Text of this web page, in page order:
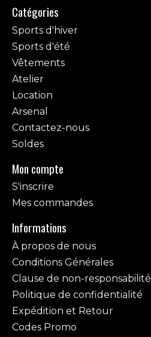
Catégories
Sports d'hiver
Sports d'été
Vêtements
Atelier
Location
Arsenal
Contactez-nous
Soldes
Mon compte
S'inscrire
Mes commandes
Informations
À propos de nous
Conditions Générales
Clause de non-responsabilité
Politique de confidentialité
Expédition et Retour
Codes Promo